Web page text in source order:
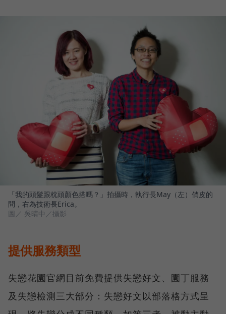
「我的頭髮跟枕頭顏色搭嗎？」拍攝時，執行長May（左）俏皮的
問，右為技術長Erica。
圖／ 吳晴中／攝影
提供服務類型
失戀花園官網目前免費提供失戀好文、園丁服務
及失戀檢測三大部分：失戀好文以部落格方式呈